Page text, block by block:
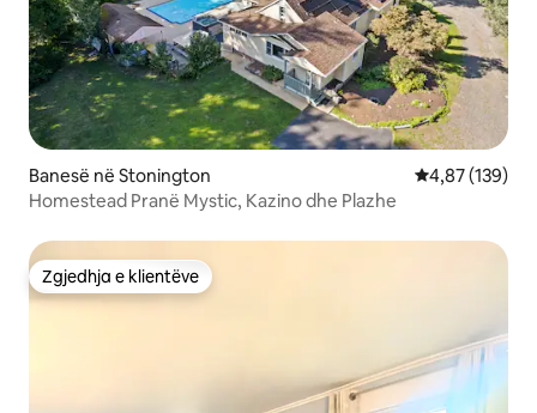
Banesë në Stonington Vlerësimi
4,87 (139)
Homestead Pranë Mystic, Kazino dhe Plazhe
Zgjedhja e klientëve
Zgjedhja e klientëve